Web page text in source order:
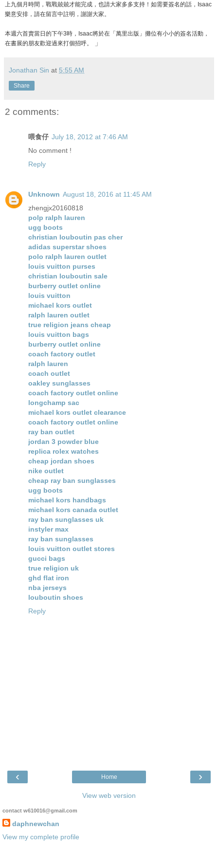
上九個月時間，戰戰兢兢才能完成，也請大家多多支持！如需要簽名的話，Isaac
樂意安排，請在留言中註明，謝謝大家。
本週六首賣當日的下午3時，Isaac將於在「萬里出版 」攤位有小小的簽名活動，
在書展的朋友歡迎過來打個招呼。 」
Jonathan Sin at 5:55 AM
Share
2 comments:
喂食仔 July 18, 2012 at 7:46 AM
No comment !
Reply
Unknown August 18, 2016 at 11:45 AM
zhengjx20160818
polp ralph lauren
ugg boots
christian louboutin pas cher
adidas superstar shoes
polo ralph lauren outlet
louis vuitton purses
christian louboutin sale
burberry outlet online
louis vuitton
michael kors outlet
ralph lauren outlet
true religion jeans cheap
louis vuitton bags
burberry outlet online
coach factory outlet
ralph lauren
coach outlet
oakley sunglasses
coach factory outlet online
longchamp sac
michael kors outlet clearance
coach factory outlet online
ray ban outlet
jordan 3 powder blue
replica rolex watches
cheap jordan shoes
nike outlet
cheap ray ban sunglasses
ugg boots
michael kors handbags
michael kors canada outlet
ray ban sunglasses uk
instyler max
ray ban sunglasses
louis vuitton outlet stores
gucci bags
true religion uk
ghd flat iron
nba jerseys
louboutin shoes
Reply
‹ ›
Home
View web version
contact w610016@gmail.com
daphnewchan
View my complete profile